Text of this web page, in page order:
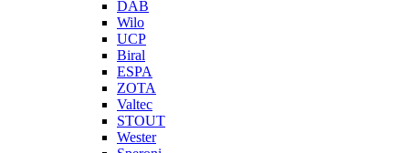
DAB
Wilo
UCP
Biral
ESPA
ZOTA
Valtec
STOUT
Wester